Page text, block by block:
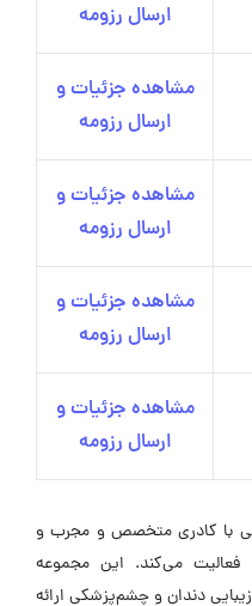
ارسال رزومه
مشاهده جزئیات و
ارسال رزومه
مشاهده جزئیات و
ارسال رزومه
مشاهده جزئیات و
ارسال رزومه
مشاهده جزئیات و
ارسال رزومه
با کادری متخصص و مجرب و
فعالیت می‌کند. این مجموعه
دندان و چشم‌پزشکی ارائه